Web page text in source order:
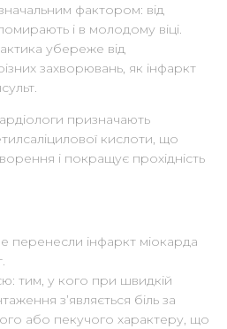
фактором: від
і в молодому віці.
убереже від
захворювань, як інфаркт
призначають
кислоти, що
і покращує прохідність
перенесли інфаркт міокарда
тим, у кого при швидкій
з’являється біль за
або пекучого характеру, що